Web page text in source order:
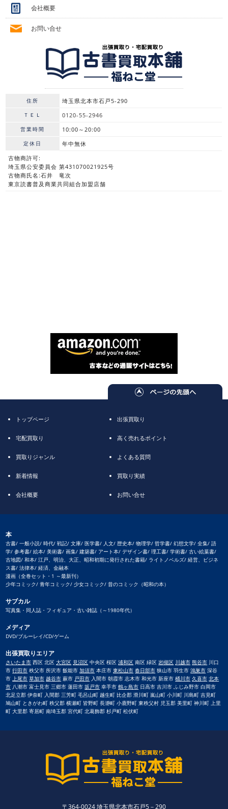
会社概要
お問い合せ
住所 埼玉県北本市石戸5-290
ＴＥＬ 0120-55-2946
営業時間 10:00～20:00
定休日
年中無休
古物商許可:
埼玉県公安委員会 第431070021925号
古物商氏名:石井 竜次
東京読書普及商業共同組合加盟店舗
トップページ 出張買取り
宅配買取り 高く売れるポイント
買取りジャンル よくある質問
新着情報 買取り実績
会社概要 お問い合せ
本
古書/ 一般小説/ 時代/ 戦記/ 文庫/ 医学書/ 人文/ 歴史本/ 物理学/ 哲学書/ 幻想文学/ 全集/ 語
学/ 参考書/ 絵本/ 美術書/ 画集/ 建築書/ アート本/ デザイン書/ 理工書/ 学術書/ 古い絵葉書/
古地図/ 和本/ 江戸、明治、大正、昭和初期に発行された書籍/ ライトノベルズ/ 経営、ビジネ
ス書/ 法律本/ 経済、金融本
漫画（全巻セット・1 ～最新刊）
少年コミック/ 青年コミック/ 少女コミック/ 昔のコミック（昭和の本）
サブカル
写真集・同人誌・フィギュア・古い雑誌（～1980年代）
メディア
DVD/ブルーレイ/CD/ゲーム
出張買取りエリア
さいたま市 西区 北区大宮区 見沼区 中央区 桜区浦和区 南区 緑区岩槻区 川越市 熊谷市 川口
市行田市 秩父市 所沢市 飯能市加須市 本庄市東松山市 春日部市 狭山市 羽生市鴻巣市 深谷
市上尾市 草加市 越谷市 蕨市 戸田市 入間市 朝霞市 志木市 和光市 新座市桶川市 久喜市 北本
市 八潮市 富士見市 三郷市 蓮田市坂戸市 幸手市鶴ヶ島市 日高市 吉川市 ふじみ野市 白岡市
北足立郡 伊奈町 入間郡 三芳町 毛呂山町 越生町 比企郡 滑川町 嵐山町 小川町 川島町 吉見町
鳩山町 ときがわ町 秩父郡 横瀬町 皆野町 長瀞町 小鹿野町 東秩父村 児玉郡 美里町 神川町 上里
町 大里郡 寄居町 南埼玉郡 宮代町 北葛飾郡 杉戸町 松伏町
〒364-0024 埼玉県北本市石戸5－290